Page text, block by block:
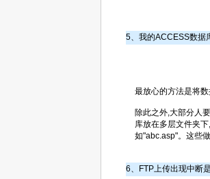
5、我的ACCESS数据
最放心的方法是将
除此之外,大部分人
库放在多层文件夹
如"abc.asp"。这些
6、FTP上传出现中断